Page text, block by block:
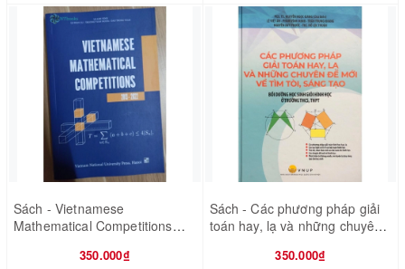
Sách - Vietnamese
Mathematical Competitions
350.000₫
Sách - Các phương pháp giải
toán hay, lạ và những chuyên
350.000₫